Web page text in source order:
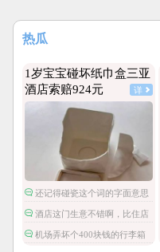
热瓜
1岁宝宝碰坏纸巾盒三亚
酒店索赔924元
详
还记得碰瓷这个词的字面意思
吗？酒店这门生意不错啊，比住店
还暴利。以后酒店尽可以摆一些
很容易损坏的高价物件，然后高
机场弄坏个400块钱的行李箱